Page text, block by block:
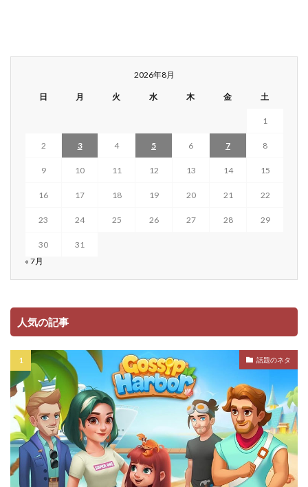
2026年8月
日 月 火 水 木 金 土
1
2 3 4 5 6 7 8
9 10 11 12 13 14 15
16 17 18 19 20 21 22
23 24 25 26 27 28 29
30
31
« 7月
人気の記事
話題のネタ